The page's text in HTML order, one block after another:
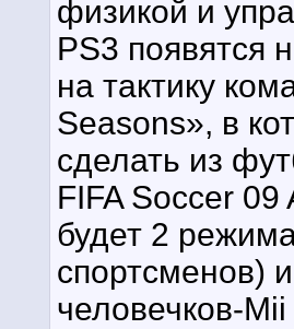
физикой и
PS3 появятся
на тактику
Seasons», в
сделать из
FIFA Soccer
будет 2
спортсменов)
человечков-